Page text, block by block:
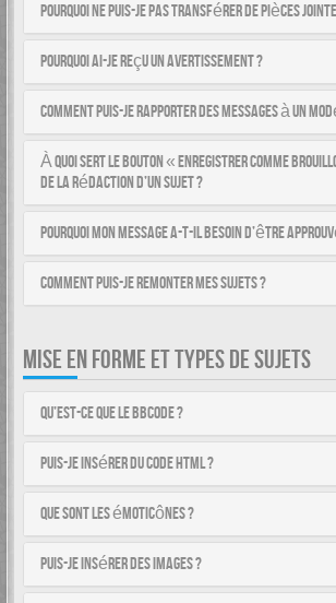
Pourquoi ne puis-je pas transférer de pièces
Pourquoi ai-je reçu un avertissement ?
Comment puis-je rapporter des messages à un
À quoi sert le bouton « Enregistrer comme
de la rédaction d’un sujet ?
Pourquoi mon message a-t-il besoin d’être
Comment puis-je remonter mes sujets ?
MISE EN FORME ET TYPES DE SUJETS
Qu’est-ce que le BBCode ?
Puis-je insérer du code HTML ?
Que sont les émoticônes ?
Puis-je insérer des images ?